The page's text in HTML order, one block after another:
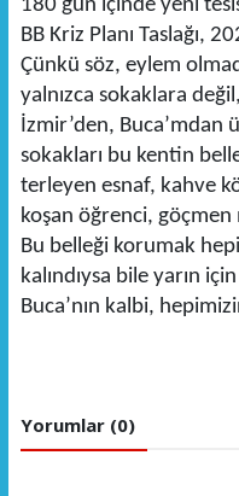
180 gün içinde yeni
BB Kriz Planı Taslağı,
Çünkü söz, eylem
yalnızca sokaklara değil,
İzmir’den, Buca’mdan
sokakları bu kentin
terleyen esnaf, kahve
koşan öğrenci,
Bu belleği korumak
kalındıysa bile yarın
Buca’nın kalbi,
Yorumlar (0)